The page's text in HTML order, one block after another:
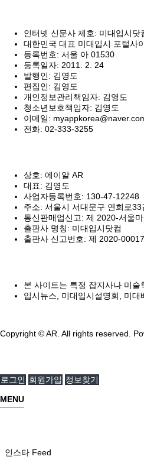
인터넷 신문사 제호: 미대입시닷
대한민국 대표 미대입시 포털사
등록번호: 서울 아 01530
등록일자: 2011. 2. 24
발행인: 김영도
편집인: 김영도
개인정보관리책임자: 김영도
청소년보호책임자: 김영도
이메일:
전화: 02-333-3255
상호: 에이알 AR
대표: 김영도
사업자등록번호: 130-47-12248
주소: 서울시 서대문구 연희로
통신판매업신고: 제 2020-서울
출판사 명칭: 미대입시닷컴
출판사 신고번호: 제 2020-
본 사이트는 특정 잡지사나 미
입시뉴스, 미대입시설명회, 미
Copyright © AR. All rights reserved.
로그인 회원가입 정보찾기
MENU
인스타 Feed